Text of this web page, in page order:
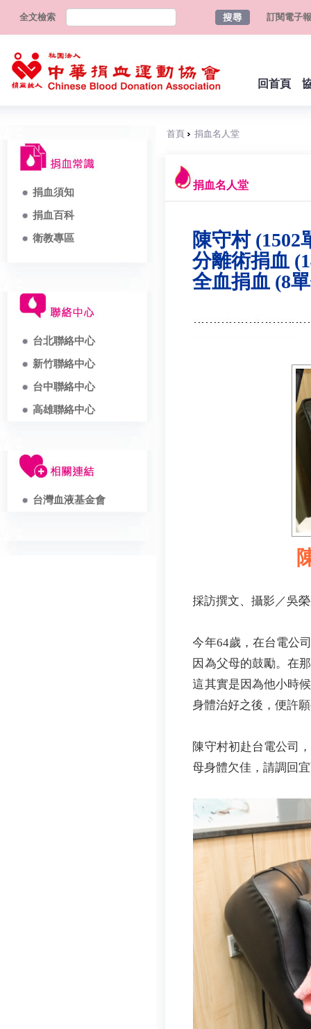
全文檢索 訂閱電子報
回首頁
捐血須知
捐血百科
衛教專區
台北聯絡中心
新竹聯絡中心
台中聯絡中心
高雄聯絡中心
台灣血液基金會
首頁 捐血名人堂
捐血名人堂
陳守村 (1502
分離術捐血
全血捐血 (8
採訪撰文、攝影／吳
今年64歲，在台電公
因為父母的鼓勵。在
這其實是因為他小時
身體治好之後，便許
陳守村初赴台電公司
母身體欠佳，請調回